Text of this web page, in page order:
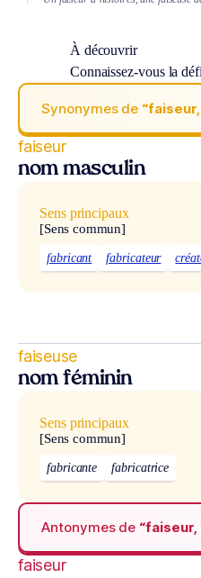
À découvrir
Connaissez-vous la
Synonymes de
faiseur
nom masculin
Sens principaux
[Sens commun]
fabricant fabricateur
faiseuse
nom féminin
Sens principaux
[Sens commun]
fabricante fabricatrice
Antonymes de
faiseur